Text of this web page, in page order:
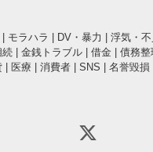
モラハラ DV・暴力 浮気・
続 金銭トラブル 借金 債務整
医療 消費者 SNS 名誉毀損